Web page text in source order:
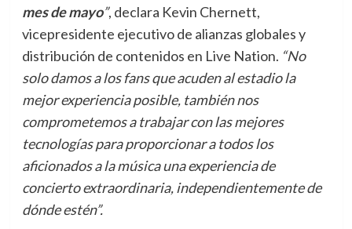
mes de mayo”, declara Kevin Chernett,
vicepresidente ejecutivo de alianzas globales y
distribución de contenidos en Live Nation. “No
solo damos a los fans que acuden al estadio la
mejor experiencia posible, también nos
comprometemos a trabajar con las mejores
tecnologías para proporcionar a todos los
aficionados a la música una experiencia de
concierto extraordinaria, independientemente de
dónde estén”.